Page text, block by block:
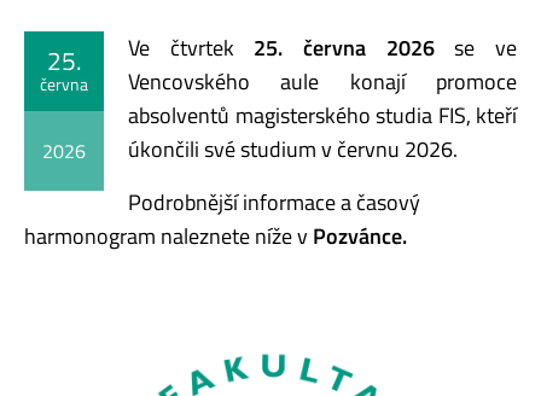
25.
června
2026
Ve čtvrtek 25. června 2026se ve
Vencovského aule konají promoce
absolventů magisterského studia FIS, kteří
úkončili své studium v červnu 2026.
Podrobnější informace a časový
harmonogram naleznete níže v Pozvánce.